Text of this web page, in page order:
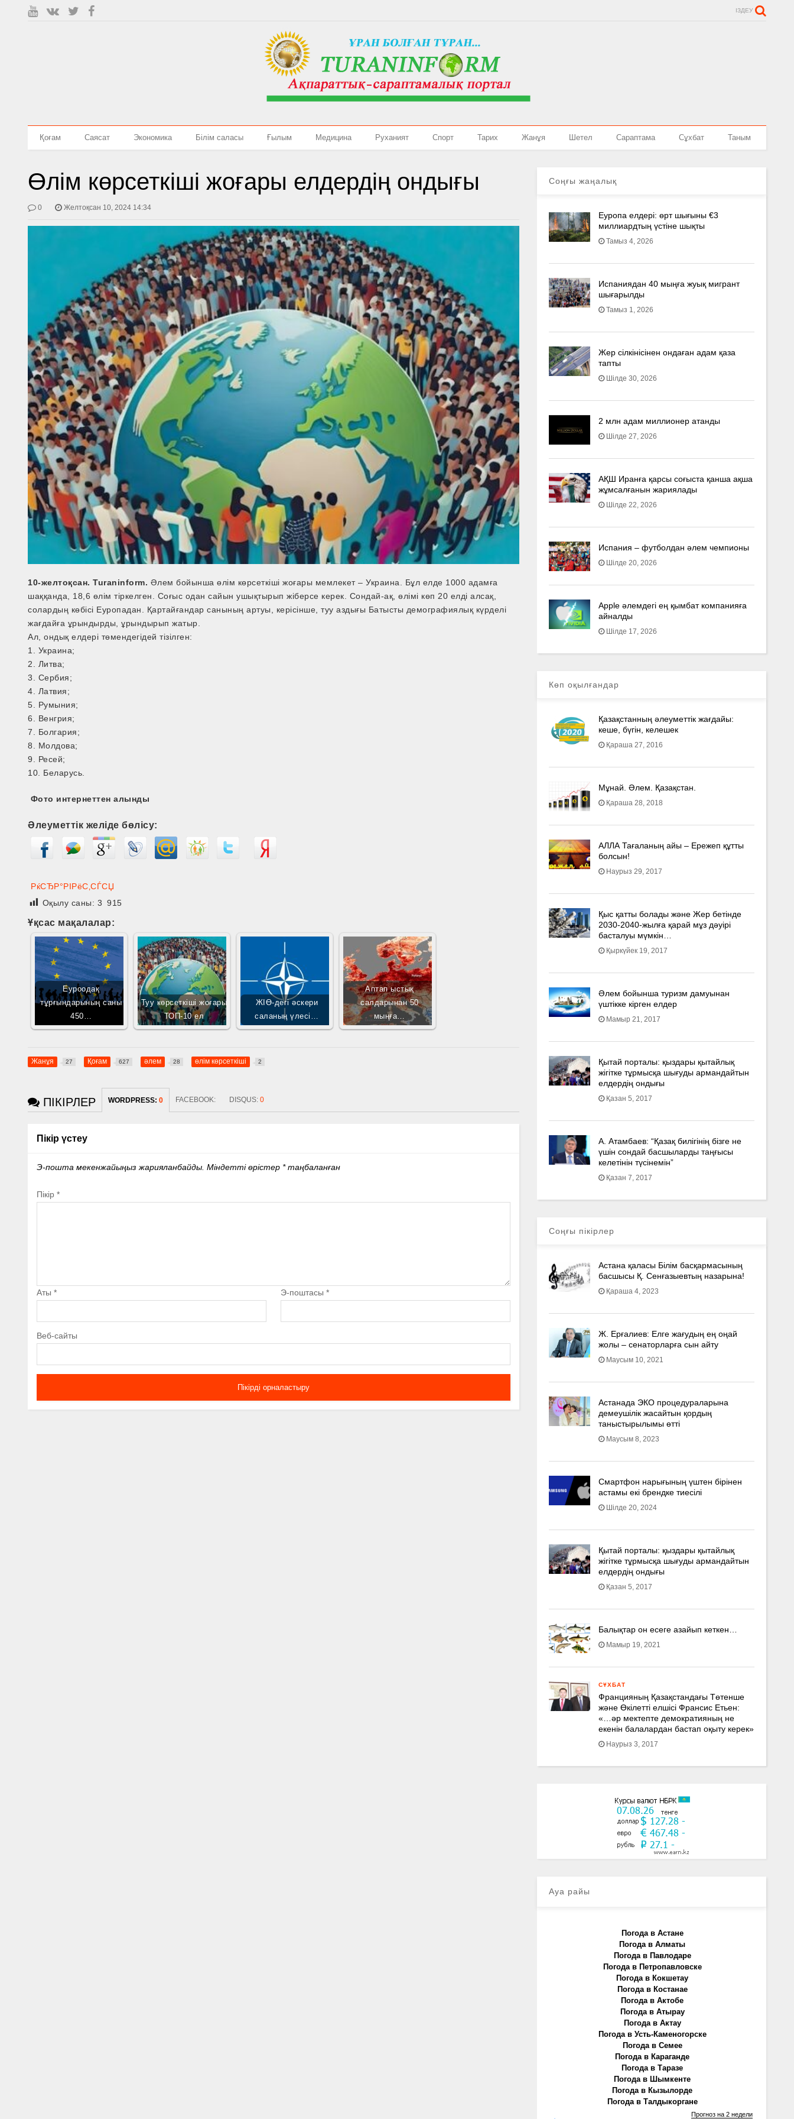
ІЗДЕУ
Қоғам Саясат Экономика Білім саласы Ғылым Медицина Руханият Спорт Тарих Жанұя Шетел Сараптама Сұхбат Таным
Өлім көрсеткіші жоғары елдердің ондығы
0 Желтоқсан 10, 2024 14:34
10-желтоқсан. Turaninform. Әлем бойынша өлім көрсеткіші жоғары мемлекет – Украина. Бұл елде 1000 адамға
шаққанда, 18,6 өлім тіркелген. Соғыс одан сайын ушықтырып жіберсе керек. Сондай-ақ, өлімі көп 20 елді алсақ,
солардың көбісі Еуропадан. Қартайғандар санының артуы, керісінше, туу аздығы Батысты демографиялық күрделі
жағдайға ұрындырды, ұрындырып жатыр.
Ал, ондық елдері төмендегідей тізілген:
1. Украина;
2. Литва;
3. Сербия;
4. Латвия;
5. Румыния;
6. Венгрия;
7. Болгария;
8. Молдова;
9. Ресей;
10. Беларусь.
Фото интернеттен алынды
Әлеуметтік желіде бөлісу:
РќСЂР°РІРёС‚СЃСЏ
Оқылу саны: 3 915
Ұқсас мақалалар:
Еуроодақ
тұрғындарының саны
450…
Туу көрсеткіші жоғары
ТОП-10 ел
ЖІӨ-дегі әскери
саланың үлесі…
Аптап ыстық
салдарынан 50
мыңға…
Жанұя 27 Қоғам 627 әлем 28 өлім көрсеткіші 2
ПІКІРЛЕР WORDPRESS:0 FACEBOOK: DISQUS:0
Пікір үстеу
Э-пошта мекенжайыңыз жарияланбайды.Міндетті өрістер *таңбаланған
Пікір*
Аты* Э-поштасы*
Веб-сайты
Соңғы жаңалық
Еуропа елдері: өрт шығыны €3
миллиардтың үстіне шықты
Тамыз 4, 2026
Испаниядан 40 мыңға жуық мигрант
шығарылды
Тамыз 1, 2026
Жер сілкінісінен ондаған адам қаза
тапты
Шілде 30, 2026
2 млн адам миллионер атанды
Шілде 27, 2026
АҚШ Иранға қарсы соғыста қанша ақша
жұмсалғанын жариялады
Шілде 22, 2026
Испания – футболдан әлем чемпионы
Шілде 20, 2026
Apple әлемдегі ең қымбат компанияға
айналды
Шілде 17, 2026
Көп оқылғандар
Қазақстанның әлеуметтік жағдайы:
кеше, бүгін, келешек
Қараша 27, 2016
Мұнай. Әлем. Қазақстан.
Қараша 28, 2018
АЛЛА Тағаланың айы – Ережеп құтты
болсын!
Наурыз 29, 2017
Қыс қатты болады және Жер бетінде
2030-2040­-жылға қарай мұз дәуірі
басталуы мүмкін…
Қыркүйек 19, 2017
Әлем бойынша туризм дамуынан
үштікке кірген елдер
Мамыр 21, 2017
Қытай порталы: қыздары қытайлық
жігітке тұрмысқа шығуды армандайтын
елдердің ондығы
Қазан 5, 2017
А. Атамбаев: “Қазақ билігінің бізге не
үшін сондай басшыларды таңғысы
келетінін түсінемін”
Қазан 7, 2017
Соңғы пікірлер
Астана қаласы Білім басқармасының
басшысы Қ. Сенғазыевтың назарына!
Қараша 4, 2023
Ж. Ерғалиев: Елге жағудың ең оңай
жолы – сенаторларға сын айту
Маусым 10, 2021
Астанада ЭКО процедураларына
демеушілік жасайтын қордың
таныстырылымы өтті
Маусым 8, 2023
Смартфон нарығының үштен бірінен
астамы екі брендке тиесілі
Шілде 20, 2024
Қытай порталы: қыздары қытайлық
жігітке тұрмысқа шығуды армандайтын
елдердің ондығы
Қазан 5, 2017
Балықтар он есеге азайып кеткен…
Мамыр 19, 2021
СҰХБАТ
Францияның Қазақстандағы Төтенше
және Өкілетті елшісі Франсис Етьен:
«…әр мектепте демократияның не
екенін балалардан бастап оқыту керек»
Наурыз 3, 2017
Ауа райы
Погода в Астане
Погода в Алматы
Погода в Павлодаре
Погода в Петропавловске
Погода в Кокшетау
Погода в Костанае
Погода в Актобе
Погода в Атырау
Погода в Актау
Погода в Усть-Каменогорске
Погода в Семее
Погода в Караганде
Погода в Таразе
Погода в Шымкенте
Погода в Кызылорде
Погода в Талдыкоргане
Прогноз на 2 недели